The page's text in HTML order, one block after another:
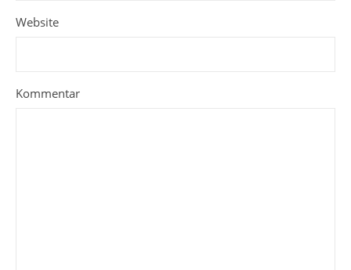
Website
Kommentar